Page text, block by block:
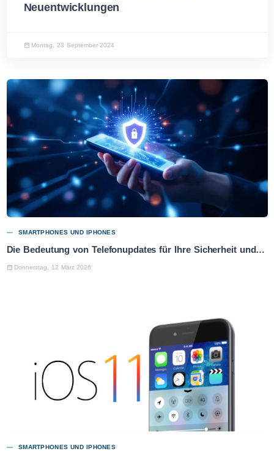
Neuentwicklungen
Montag, 23 September 2024
SMARTPHONES UND IPHONES
Die Bedeutung von Telefonupdates für Ihre Sicherheit und Leistung
Donnerstag, 12 März 2026
SMARTPHONES UND IPHONES